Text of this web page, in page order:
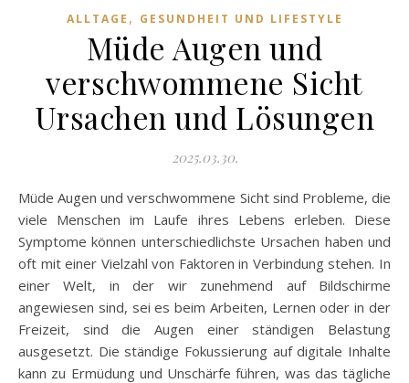
ALLTAGE , GESUNDHEIT UND LIFESTYLE
Müde Augen und
verschwommene Sicht
Ursachen und Lösungen
2025.03.30.
Müde Augen und verschwommene Sicht sind Probleme, die
viele Menschen im Laufe ihres Lebens erleben. Diese
Symptome können unterschiedlichste Ursachen haben und
oft mit einer Vielzahl von Faktoren in Verbindung stehen. In
einer Welt, in der wir zunehmend auf Bildschirme
angewiesen sind, sei es beim Arbeiten, Lernen oder in der
Freizeit, sind die Augen einer ständigen Belastung
ausgesetzt. Die ständige Fokussierung auf digitale Inhalte
kann zu Ermüdung und Unschärfe führen, was das tägliche